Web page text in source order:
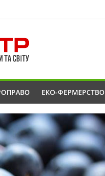
ЕКО-ФЕРМЕРСТВО